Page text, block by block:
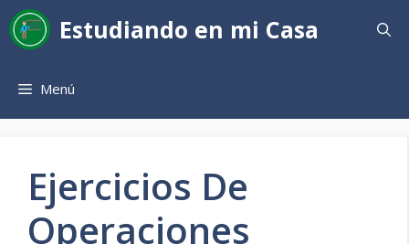
Saltar
al
contenido
Estudiando en mi Casa
Menú
Ejercicios De
Operaciones